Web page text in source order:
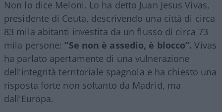
Non lo dice Meloni. Lo ha detto Juan Jesus Vivas,
presidente di Ceuta, descrivendo una città di circa
83 mila abitanti investita da un flusso di circa 73
mila persone: “Se non è assedio, è blocco”. Vivas
ha parlato apertamente di una vulnerazione
dell’integrità territoriale spagnola e ha chiesto una
risposta forte non soltanto da Madrid, ma
dall’Europa.